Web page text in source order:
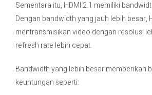
Sementara itu, HDMI 2.1 memiliki
Dengan bandwidth yang jauh lebih besar,
mentransmisikan video dengan resolusi
refresh rate lebih cepat.
Bandwidth yang lebih besar memberikan
keuntungan seperti: